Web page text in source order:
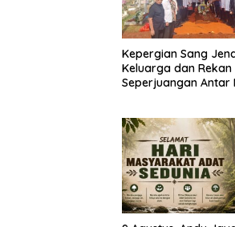
Kepergian Sang
Keluarga dan Rekan
Seperjuangan Antar
Terakhir